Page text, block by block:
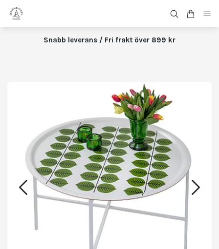
Snabb leverans / Fri frakt över 899 kr